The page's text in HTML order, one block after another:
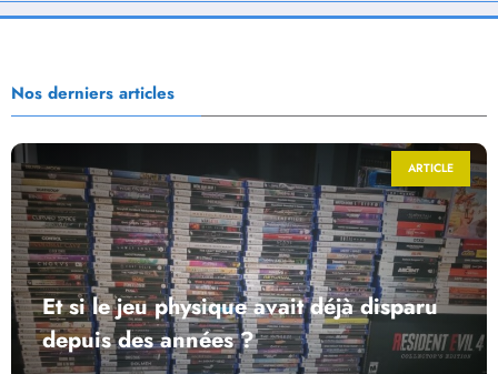
Nos derniers articles
ARTICLE
Et si le jeu physique avait déjà disparu
depuis des années ?